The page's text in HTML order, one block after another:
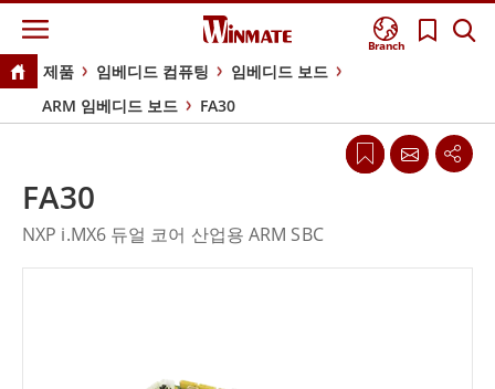
Branch
제품 임베디드 컴퓨팅
임베디드 보드
ARM 임베디드 보드
FA30
FA30
NXP i.MX6 듀얼 코어 산업용 ARM SBC